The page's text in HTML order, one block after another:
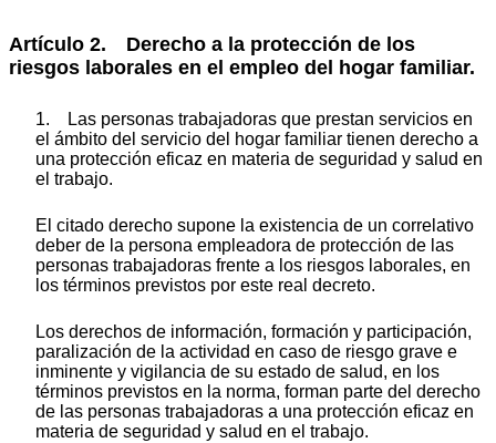
Artículo 2. Derecho a la protección de los
riesgos laborales en el empleo del hogar familiar.
1. Las personas trabajadoras que prestan servicios en
el ámbito del servicio del hogar familiar tienen derecho a
una protección eficaz en materia de seguridad y salud en
el trabajo.
El citado derecho supone la existencia de un correlativo
deber de la persona empleadora de protección de las
personas trabajadoras frente a los riesgos laborales, en
los términos previstos por este real decreto.
Los derechos de información, formación y participación,
paralización de la actividad en caso de riesgo grave e
inminente y vigilancia de su estado de salud, en los
términos previstos en la norma, forman parte del derecho
de las personas trabajadoras a una protección eficaz en
materia de seguridad y salud en el trabajo.